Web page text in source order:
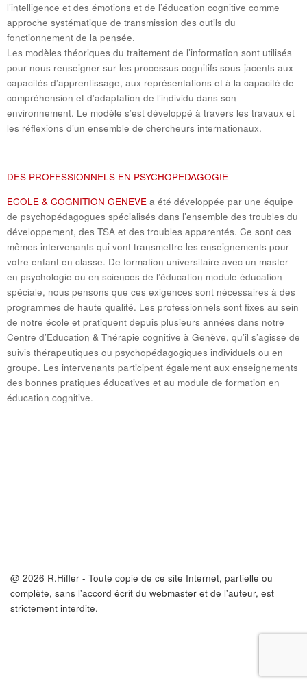
l’intelligence et des émotions et de l’éducation cognitive comme
approche systématique de transmission des outils du
fonctionnement de la pensée.
Les modèles théoriques du traitement de l’information sont utilisés
pour nous renseigner sur les processus cognitifs sous-jacents aux
capacités d’apprentissage, aux représentations et à la capacité de
compréhension et d’adaptation de l’individu dans son
environnement. Le modèle s’est développé à travers les travaux et
les réflexions d’un ensemble de chercheurs internationaux.
DES PROFESSIONNELS EN PSYCHOPEDAGOGIE
ECOLE & COGNITION GENEVE a été développée par une équipe
de psychopédagogues spécialisés dans l’ensemble des troubles du
développement, des TSA et des troubles apparentés. Ce sont ces
mêmes intervenants qui vont transmettre les enseignements pour
votre enfant en classe. De formation universitaire avec un master
en psychologie ou en sciences de l’éducation module éducation
spéciale, nous pensons que ces exigences sont nécessaires à des
programmes de haute qualité. Les professionnels sont fixes au sein
de notre école et pratiquent depuis plusieurs années dans notre
Centre d’Education & Thérapie cognitive à Genève, qu’il s’agisse de
suivis thérapeutiques ou psychopédagogiques individuels ou en
groupe. Les intervenants participent également aux enseignements
des bonnes pratiques éducatives et au module de formation en
éducation cognitive.
@ 2026 R.Hifler - Toute copie de ce site Internet, partielle ou
complète, sans l'accord écrit du webmaster et de l'auteur, est
strictement interdite.